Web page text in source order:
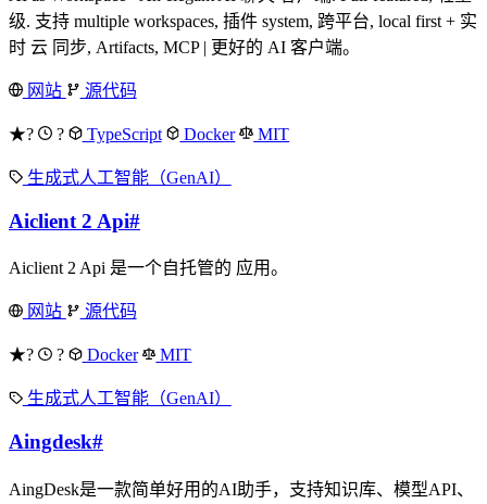
级. 支持 multiple workspaces, 插件 system, 跨平台, local first + 实
时 云 同步, Artifacts, MCP | 更好的 AI 客户端。
网站 源代码
★? ? TypeScript Docker MIT
生成式人工智能（GenAI）
Aiclient 2 Api#
Aiclient 2 Api 是一个自托管的 应用。
网站 源代码
★? ? Docker MIT
生成式人工智能（GenAI）
Aingdesk#
AingDesk是一款简单好用的AI助手，支持知识库、模型API、